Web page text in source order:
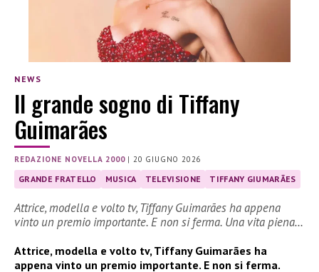
NEWS
Il grande sogno di Tiffany
Guimarães
REDAZIONE NOVELLA 2000|20 GIUGNO 2026
GRANDE FRATELLO MUSICA TELEVISIONE TIFFANY GIUMARÃES
Attrice, modella e volto tv, Tiffany Guimarães ha appena
vinto un premio importante. E non si ferma. Una vita piena…
Attrice, modella e volto tv, Tiffany Guimarães ha
appena vinto un premio importante. E non si ferma.